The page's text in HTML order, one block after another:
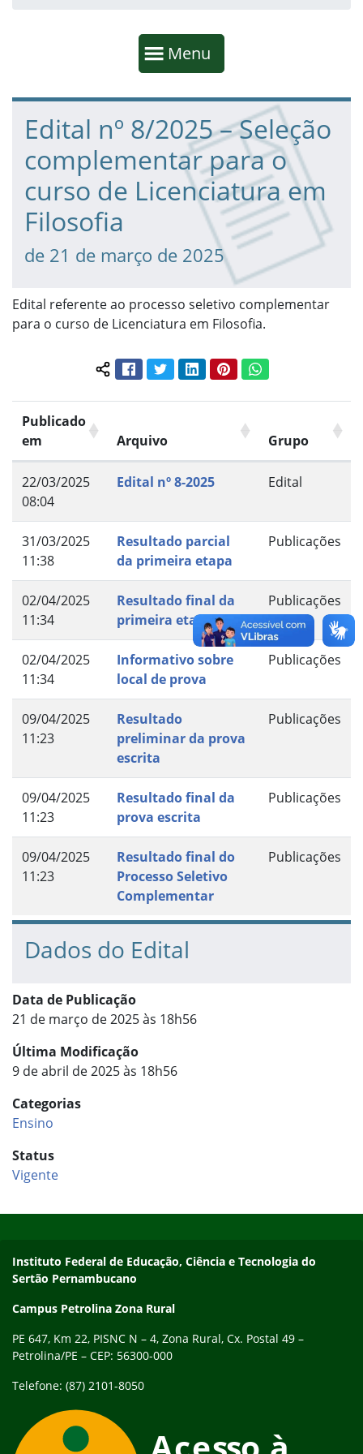
Mostrar
Menu
Fim da navegação
Início do conteúdo
Edital nº 8/2025 – Seleção
complementar para o
curso de Licenciatura em
Filosofia
de 21 de março de 2025
Edital referente ao processo seletivo complementar
para o curso de Licenciatura em Filosofia.
Compartilhar conteúdo:
FacebookTwitterLinkedInPinterestWhatsApp
Publicado
em
Arquivo Grupo
22/03/2025
08:04
Edital nº 8-2025 Edital
31/03/2025
11:38
Resultado parcial
da primeira etapa
Publicações
02/04/2025
11:34
Resultado final da
primeira etapa
Publicações
02/04/2025
11:34
Informativo sobre
local de prova
Publicações
09/04/2025
11:23
Resultado
preliminar da prova
escrita
Publicações
09/04/2025
11:23
Resultado final da
prova escrita
Publicações
09/04/2025
11:23
Resultado final do
Processo Seletivo
Complementar
Publicações
Dados do Edital
Data de Publicação
21 de março de 2025 às 18h56
Última Modificação
9 de abril de 2025 às 18h56
Categorias
Ensino
Status
Vigente
Endereço
Instituto Federal de Educação, Ciência e Tecnologia do
Sertão Pernambucano
Campus Petrolina Zona Rural
PE 647, Km 22, PISNC N – 4, Zona Rural, Cx. Postal 49 –
Petrolina/PE – CEP: 56300-000
Telefone: (87) 2101-8050